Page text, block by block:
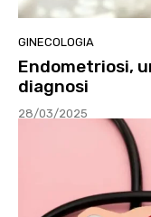
GINECOLOGIA
Endometriosi,
diagnosi
28/03/2025